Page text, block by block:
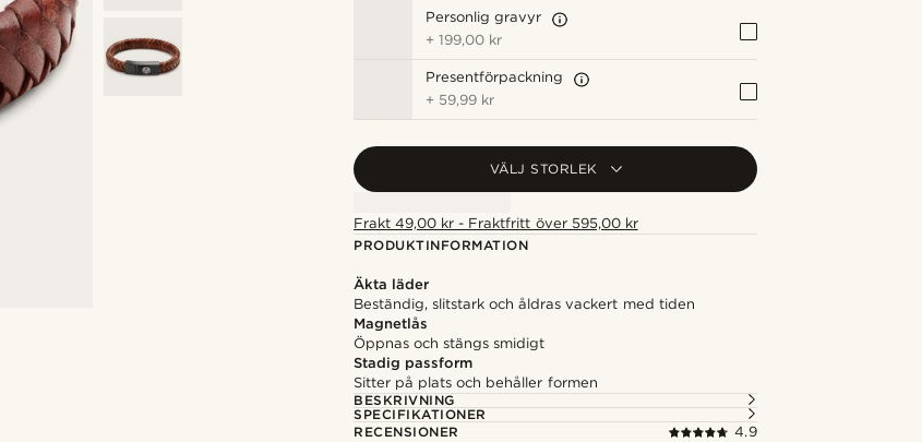
Personlig gravyr
+199,00 kr
Presentförpackning
+ 59,99 kr
VÄLJ STORLEK
Frakt 49,00 kr - Fraktfritt över 595,00 kr
PRODUKTINFORMATION
Äkta läder
Beständig, slitstark och åldras vackert med tiden
Magnetlås
Öppnas och stängs smidigt
Stadig passform
Sitter på plats och behåller formen
BESKRIVNING
SPECIFIKATIONER
RECENSIONER
4.9